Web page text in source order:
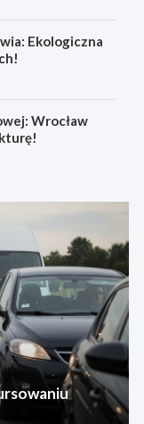
Ekologiczna
Wrocław